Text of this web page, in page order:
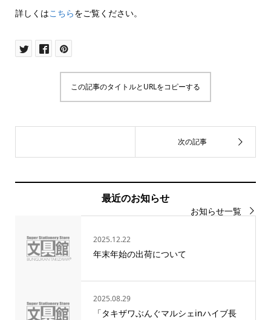
詳しくはこちらをご覧ください。
この記事のタイトルとURLをコピーする
最近のお知らせ
お知らせ一覧
2025.12.22
年末年始の出荷について
2025.08.29
「タキザワぶんぐマルシェinハイブ長